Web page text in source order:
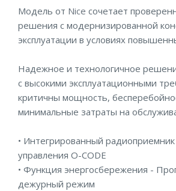
Модель от Nice сочетает
решения с модернизированной
эксплуатации в условиях
Надежное и технологичное
с высокими эксплуатационными
критичны мощность,
минимальные затраты на
• Интегрированный
управления O-CODE
• Функция энергосбережения -
дежурный режим